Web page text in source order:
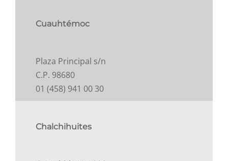
Cuauhtémoc
Plaza Principal s/n
C.P. 98680
01 (458) 941 00 30
Chalchihuites